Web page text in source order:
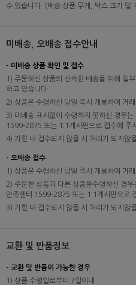
수 있습니다. (배송 상품 무게, 박스 크기 및
미배송, 오배송 접수안내
- 미배송 상품 확인 및 접수
1) 주문하신 상품의 신속한 배송을 위해 일
하고 있습니다.
2) 상품은 수령하신 당일 즉시 개봉하여 거
3) 미배송 표시없이 수령하지 못하신 경우
1599-2875 또는 1:1게시판으로 접수해 주
4) 기한 내 접수되지 않을 시 처리가 되지않
- 오배송 접수
1) 상품은 수령하신 당일 즉시 개봉하여 거
2) 주문한 상품과 다른 상품을수령하신 경
만족센터 1599-2875 또는 1:1게시판으로
3) 기한 내 접수되지 않을 시 처리가 되지않
교환 및 반품정보
- 교환 및 반품이 가능한 경우
1) 상품 수령일로부터 7일이내